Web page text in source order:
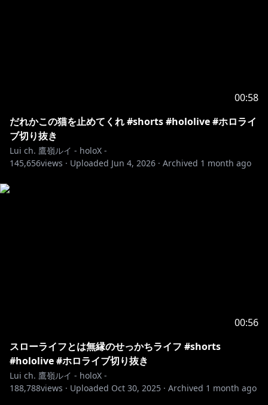
00:58
だれかこの猫を止めてくれ #shorts #hololive #ホロライ
ブ切り抜き
Lui ch. 鷹嶺ルイ - holoX -
145,656views · Uploaded Jun 4, 2026 · Archived 1 month ago
00:56
スローライフとは無縁のせっかちライフ #shorts
#hololive #ホロライブ切り抜き
Lui ch. 鷹嶺ルイ - holoX -
188,788views · Uploaded Oct 30, 2025 · Archived 1 month ago